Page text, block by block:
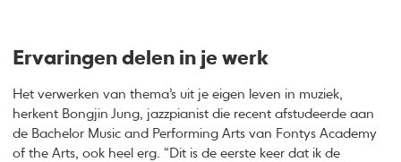
Ervaringen delen in je werk
Het verwerken van thema’s uit je eigen leven in muziek,
herkent Bongjin Jung, jazzpianist die recent afstudeerde aan
de Bachelor Music and Performing Arts van Fontys Academy
of the Arts, ook heel erg. “Dit is de eerste keer dat ik de